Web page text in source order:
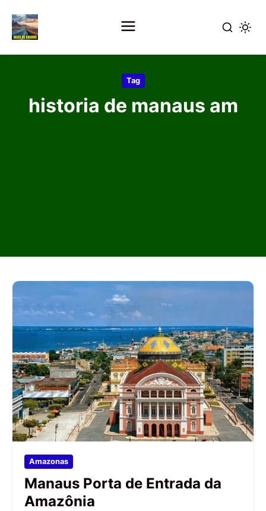
conteúdo
Tag
historia de manaus am
Amazonas
Manaus Porta de Entrada da
Amazônia